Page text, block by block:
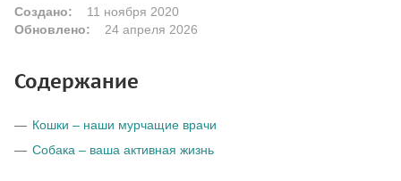
Создано:
11 ноября 2020
Обновлено:
24 апреля 2026
Содержание
Кошки – наши мурчащие врачи
Собака – ваша активная жизнь